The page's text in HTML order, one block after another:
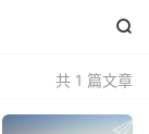

共 1 篇文章